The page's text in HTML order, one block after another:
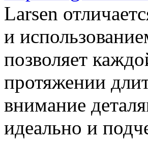
Larsen
и
позволяет
протяжении
внимание
идеально и